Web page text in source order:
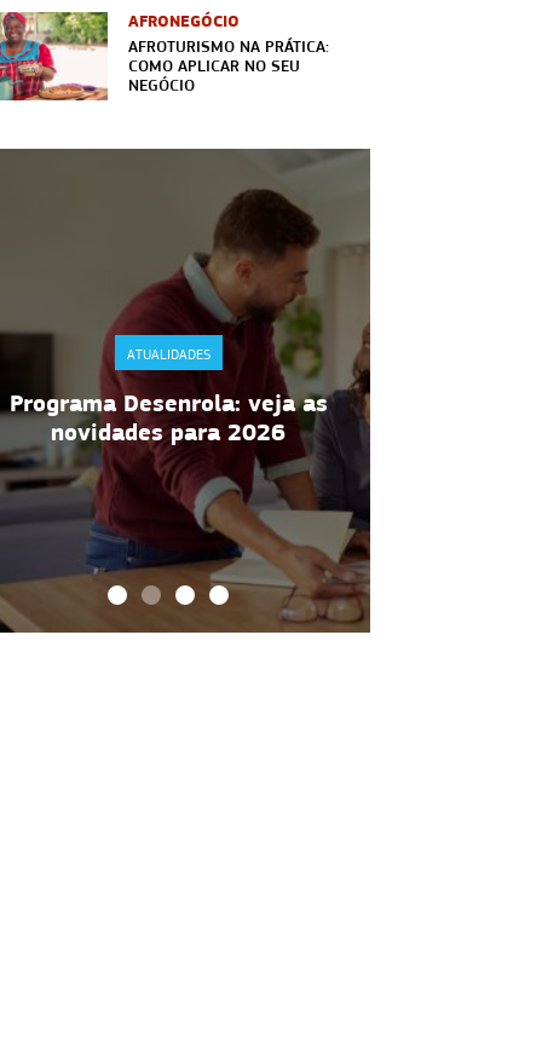
AFRONEGÓCIO
AFROTURISMO NA PRÁTICA:
COMO APLICAR NO SEU
NEGÓCIO
ATUALIDADES
Programa Desenrola: veja as
novidades para 2026